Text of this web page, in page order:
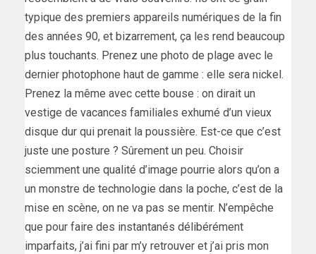
typique des premiers appareils numériques de la fin
des années 90, et bizarrement, ça les rend beaucoup
plus touchants. Prenez une photo de plage avec le
dernier photophone haut de gamme : elle sera nickel.
Prenez la même avec cette bouse : on dirait un
vestige de vacances familiales exhumé d’un vieux
disque dur qui prenait la poussière. Est-ce que c’est
juste une posture ? Sûrement un peu. Choisir
sciemment une qualité d’image pourrie alors qu’on a
un monstre de technologie dans la poche, c’est de la
mise en scène, on ne va pas se mentir. N’empêche
que pour faire des instantanés délibérément
imparfaits, j’ai fini par m’y retrouver et j’ai pris mon